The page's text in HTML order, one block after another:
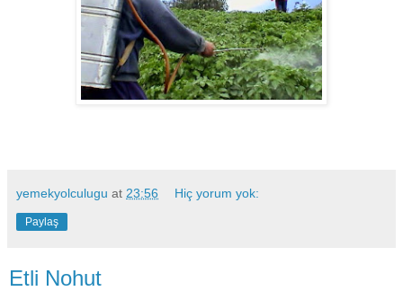
yemekyolculugu at 23:56 Hiç yorum yok:
Paylaş
Etli Nohut